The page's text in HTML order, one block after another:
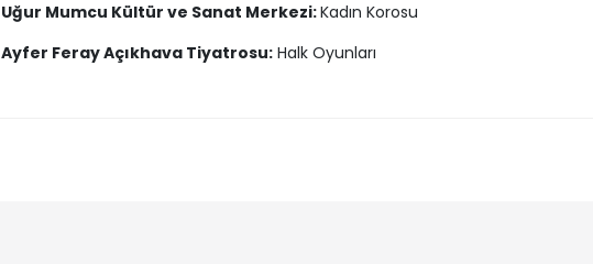
Uğur Mumcu Kültür ve Sanat Merkezi:Kadın Korosu
Ayfer Feray Açıkhava Tiyatrosu:Halk Oyunları